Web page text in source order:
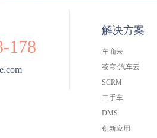
178
解决方案
车商云
苍穹·汽车云
SCRM
二手车
DMS
创新应用